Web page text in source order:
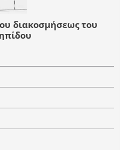
διακοσμήσεως του